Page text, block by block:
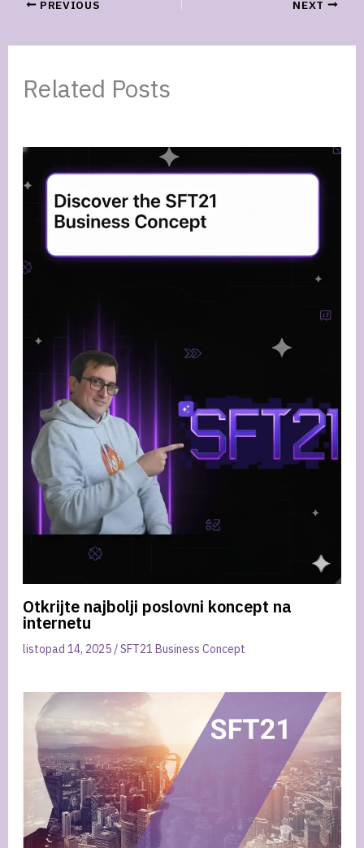
PREVIOUS NEXT
Related Posts
Otkrijte najbolji poslovni koncept na
internetu
listopad 14, 2025 /SFT21 Business Concept